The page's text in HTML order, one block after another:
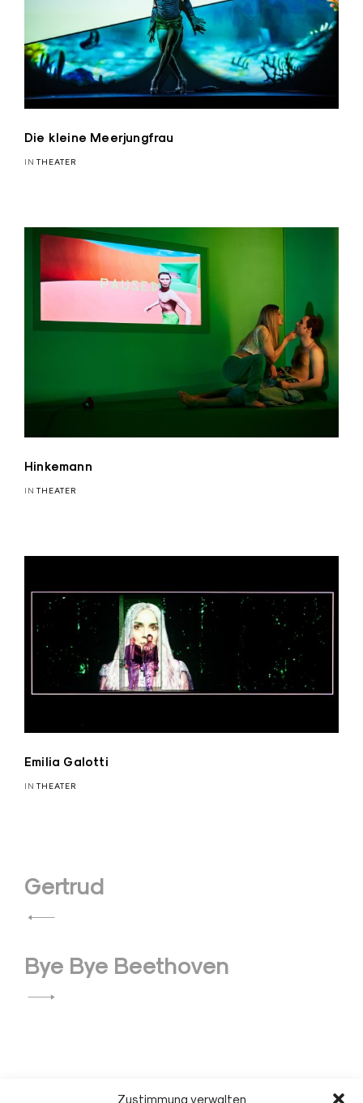
Zustimmung verwalten
Die kleine Meerjungfrau
IN THEATER
Hinkemann
IN THEATER
Emilia Galotti
IN THEATER
Beitragsnavigation
Gertrud
Bye Bye Beethoven